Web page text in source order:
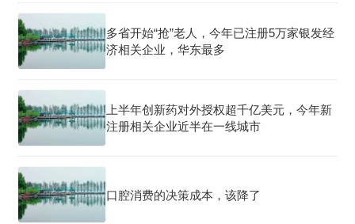
多省开始“抢”老人，今年已注册5万家银发经
济相关企业，华东最多
上半年创新药对外授权超千亿美元，今年新
注册相关企业近半在一线城市
口腔消费的决策成本，该降了